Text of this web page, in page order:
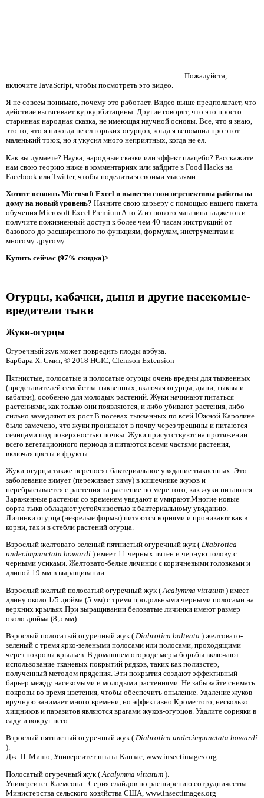
Пожалуйста,
включите JavaScript, чтобы посмотреть это видео.
Я не совсем понимаю, почему это работает. Видео выше предполагает, что
действие вытягивает куркурбитацины. Другие говорят, что это просто
старинная народная сказка, не имеющая научной основы. Все, что я знаю,
это то, что я никогда не ел горьких огурцов, когда я вспомнил про этот
маленький трюк, но я укусил много неприятных, когда не ел.
Как вы думаете? Наука, народные сказки или эффект плацебо? Расскажите
нам свою теорию ниже в комментариях или зайдите в Food Hacks на
Facebook или Twitter, чтобы поделиться своими мыслями.
Хотите освоить Microsoft Excel и вывести свои перспективы работы на
дому на новый уровень? Начните свою карьеру с помощью нашего пакета
обучения Microsoft Excel Premium A-to-Z из нового магазина гаджетов и
получите пожизненный доступ к более чем 40 часам инструкций от
базового до расширенного по функциям, формулам, инструментам и
многому другому.
Купить сейчас (97% скидка)>
Огурцы, кабачки, дыня и другие насекомые-
вредители тыкв
Жуки-огурцы
Огуречный жук может повредить плоды арбуза.
Барбара Х. Смит, © 2018 HGIC, Clemson Extension
Пятнистые, полосатые и полосатые огурцы очень вредны для тыквенных
(представителей семейства тыквенных, включая огурцы, дыни, тыквы и
кабачки), особенно для молодых растений. Жуки начинают питаться
растениями, как только они появляются, и либо убивают растения, либо
сильно замедляют их рост.В посевах тыквенных по всей Южной Каролине
было замечено, что жуки проникают в почву через трещины и питаются
сеянцами под поверхностью почвы. Жуки присутствуют на протяжении
всего вегетационного периода и питаются всеми частями растения,
включая цветы и фрукты.
Жуки-огурцы также переносят бактериальное увядание тыквенных. Это
заболевание зимует (переживает зиму) в кишечнике жуков и
перебрасывается с растения на растение по мере того, как жуки питаются.
Зараженные растения со временем увядают и умирают.Многие новые
сорта тыкв обладают устойчивостью к бактериальному увяданию.
Личинки огурца (незрелые формы) питаются корнями и проникают как в
корни, так и в стебли растений огурца.
Взрослый желтовато-зеленый пятнистый огуречный жук ( Diabrotica
undecimpunctata howardi ) имеет 11 черных пятен и черную голову с
черными усиками. Желтовато-белые личинки с коричневыми головками и
длиной 19 мм в выращивании.
Взрослый желтый полосатый огуречный жук ( Acalymma vittatum ) имеет
длину около 1/5 дюйма (5 мм) с тремя продольными черными полосами на
верхних крыльях.При выращивании беловатые личинки имеют размер
около дюйма (8,5 мм).
Взрослый полосатый огуречный жук ( Diabrotica balteata ) желтовато-
зеленый с тремя ярко-зелеными полосами или полосами, проходящими
через покровы крыльев. В домашнем огороде меры борьбы включают
использование тканевых покрытий рядков, таких как полиэстер,
полученный методом прядения. Эти покрытия создают эффективный
барьер между насекомыми и молодыми растениями. Не забывайте снимать
покровы во время цветения, чтобы обеспечить опыление. Удаление жуков
вручную занимает много времени, но эффективно.Кроме того, несколько
хищников и паразитов являются врагами жуков-огурцов. Удалите сорняки в
саду и вокруг него.
Взрослый пятнистый огуречный жук ( Diabrotica undecimpunctata howardi
).
Дж. П. Мишо, Университет штата Канзас, www.insectimages.org
Полосатый огуречный жук ( Acalymma vittatum ).
Университет Клемсона - Серия слайдов по расширению сотрудничества
Министерства сельского хозяйства США, www.insectimages.org